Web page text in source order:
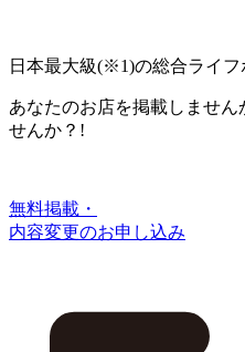
日本最大級(※1)の総合ライフ
あなたのお店を掲載しません
せんか？!
無料掲載・
内容変更のお申し込み